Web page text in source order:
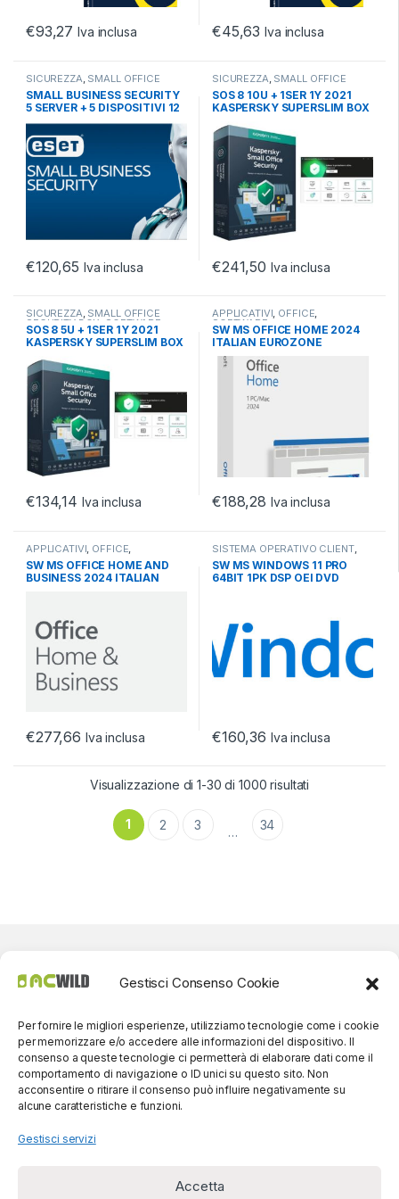
Gestisci Consenso Cookie
Per fornire le migliori esperienze, utilizziamo tecnologie come i cookie
per memorizzare e/o accedere alle informazioni del dispositivo. Il
consenso a queste tecnologie ci permetterà di elaborare dati come il
comportamento di navigazione o ID unici su questo sito. Non
acconsentire o ritirare il consenso può influire negativamente su
alcune caratteristiche e funzioni.
Gestisci servizi
Accetta
€93,27 Iva inclusa €45,63 Iva inclusa
SICUREZZA, SMALL OFFICE
SECURITY BOX,SOFTWARE
SMALL BUSINESS SECURITY
5 SERVER + 5 DISPOSITIVI 12
€120,65 Iva inclusa
SICUREZZA, SMALL OFFICE
SECURITY BOX ,SOFTWARE
SOS 8 10U + 1SER 1Y 2021
KASPERSKY SUPERSLIM BOX
€241,50 Iva inclusa
SICUREZZA, SMALL OFFICE
SECURITY BOX,SOFTWARE
SOS 8 5U + 1SER 1Y 2021
KASPERSKY SUPERSLIM BOX
€134,14 Iva inclusa
APPLICATIVI, OFFICE,
SOFTWARE
SW MS OFFICE HOME 2024
ITALIAN EUROZONE
MEDIALESS
€188,28 Iva inclusa
APPLICATIVI, OFFICE,
SOFTWARE
SW MS OFFICE HOME AND
BUSINESS 2024 ITALIAN
€277,66 Iva inclusa
SISTEMA OPERATIVO CLIENT,
SOFTWARE,WINDOWS 11
SW MS WINDOWS 11 PRO
64BIT 1PK DSP OEI DVD
€160,36 Iva inclusa
Visualizzazione di 1-30 di 1000 risultati
1 2 3 … 34